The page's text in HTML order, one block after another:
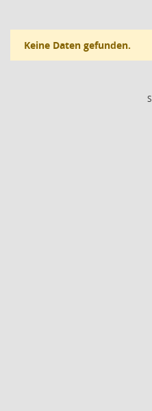
Keine Daten gefunden.